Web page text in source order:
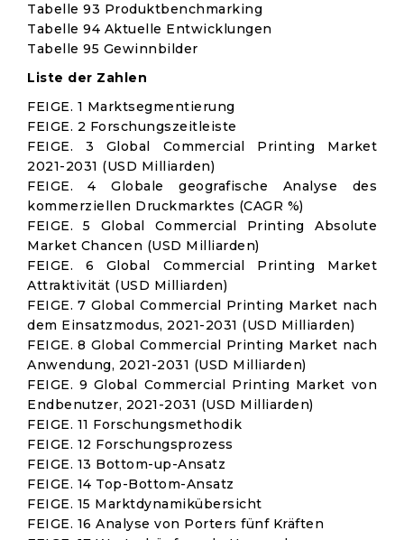
Tabelle 93 Produktbenchmarking
Tabelle 94 Aktuelle Entwicklungen
Tabelle 95 Gewinnbilder
Liste der Zahlen
FEIGE. 1 Marktsegmentierung
FEIGE. 2 Forschungszeitleiste
FEIGE. 3 Global Commercial Printing Market
2021-2031 (USD Milliarden)
FEIGE. 4 Globale geografische Analyse des
kommerziellen Druckmarktes (CAGR %)
FEIGE. 5 Global Commercial Printing Absolute
Market Chancen (USD Milliarden)
FEIGE. 6 Global Commercial Printing Market
Attraktivität (USD Milliarden)
FEIGE. 7 Global Commercial Printing Market nach
dem Einsatzmodus, 2021-2031 (USD Milliarden)
FEIGE. 8 Global Commercial Printing Market nach
Anwendung, 2021-2031 (USD Milliarden)
FEIGE. 9 Global Commercial Printing Market von
Endbenutzer, 2021-2031 (USD Milliarden)
FEIGE. 11 Forschungsmethodik
FEIGE. 12 Forschungsprozess
FEIGE. 13 Bottom-up-Ansatz
FEIGE. 14 Top-Bottom-Ansatz
FEIGE. 15 Marktdynamikübersicht
FEIGE. 16 Analyse von Porters fünf Kräften